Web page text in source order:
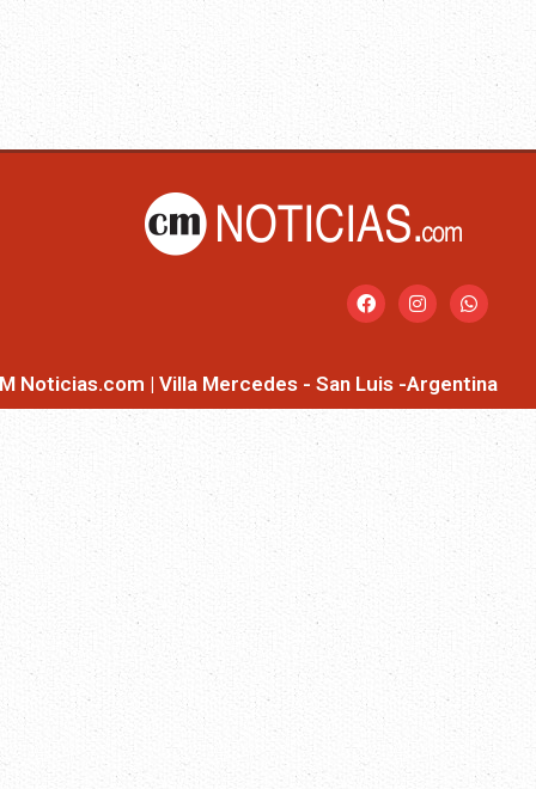
Noticias.com | Villa Mercedes - San Luis -Argentina